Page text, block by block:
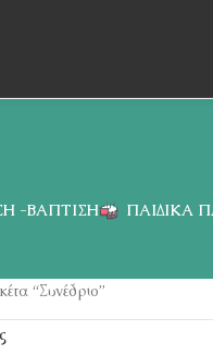
-ΒΆΠΤΙΣΗ ΠΑΙΔΙΚΆ
“Συνέδριο”